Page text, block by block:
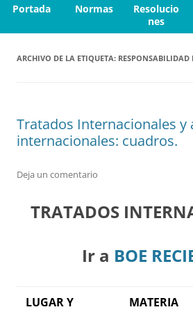
Portada Normas
Resolucio
nes
ARCHIVO DE LA ETIQUETA: RESPONSABILIDAD
Tratados Internacionales y
internacionales: cuadros.
Deja un comentario
TRATADOS
Ir a BOE
LUGAR Y
MATERIA